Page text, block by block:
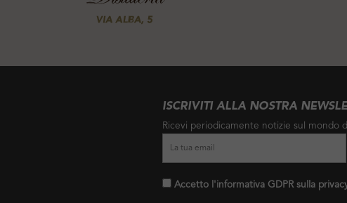
ISCRIVITI ALLA NOSTRA
Ricevi periodicamente notizie sul mondo
Accetto l'informativa GDPR sulla